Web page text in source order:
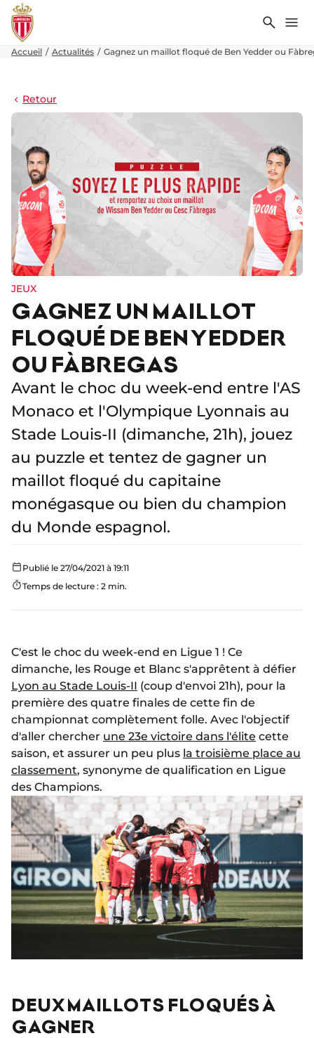
Accueil Actualités Gagnez un maillot floqué de Ben Yedder ou
Retour
JEUX
GAGNEZ UN MAILLOT
FLOQUÉ DE BEN YEDDER
OU FÀBREGAS
Avant le choc du week-end entre l'AS
Monaco et l'Olympique Lyonnais au
Stade Louis-II (dimanche, 21h), jouez
au puzzle et tentez de gagner un
maillot floqué du capitaine
monégasque ou bien du champion
du Monde espagnol.
Publié le 27/04/2021 à 19:11
Temps de lecture : 2 min.
C'est le choc du week-end en Ligue 1 ! Ce
dimanche, les Rouge et Blanc s'apprêtent à défier
Lyon au Stade Louis-II (coup d'envoi 21h), pour la
première des quatre finales de cette fin de
championnat complètement folle. Avec l'objectif
d'aller chercher une 23e victoire dans l'élite cette
saison, et assurer un peu plus la troisième place au
classement, synonyme de qualification en Ligue
des Champions.
DEUX MAILLOTS FLOQUÉS À
GAGNER